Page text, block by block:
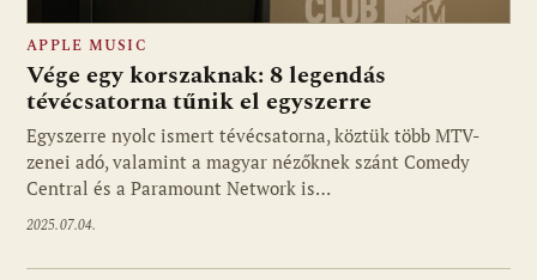
APPLE MUSIC
Vége egy korszaknak: 8 legendás
tévécsatorna tűnik el egyszerre
Egyszerre nyolc ismert tévécsatorna, köztük több MTV-
zenei adó, valamint a magyar nézőknek szánt Comedy
Central és a Paramount Network is…
2025.07.04.